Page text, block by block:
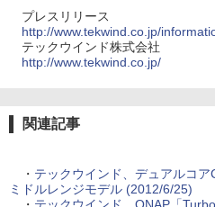
プレスリリース
http://www.tekwind.co.jp/
テックウインド株式会社
http://www.tekwind.co.jp/
関連記事
・ テックウインド、デュアルコア
ミドルレンジモデル (2012/6/25)